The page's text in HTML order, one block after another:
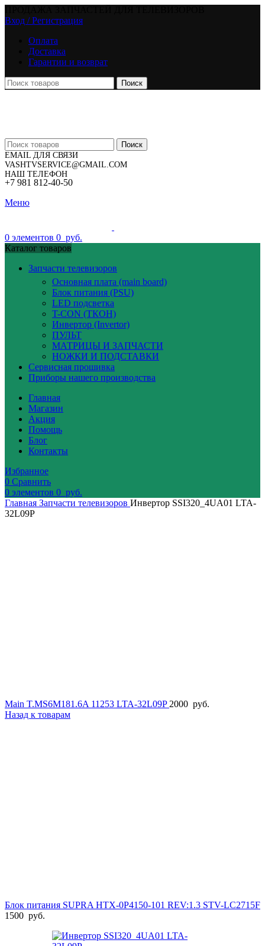
Вход / Регистрация
Оплата
Доставка
Гарантии и возврат
Поиск
Поиск
EMAIL ДЛЯ СВЯЗИ
VASHTVSERVICE@GMAIL.COM
НАШ ТЕЛЕФОН
+7 981 812-40-50
Меню
0 элементов 0 руб.
Каталог товаров
Запчасти телевизоров
Основная плата (main board)
Блок питания (PSU)
LED подсветка
T-CON (ТКОН)
Инвертор (Invertor)
ПУЛЬТ
МАТРИЦЫ И ЗАПЧАСТИ
НОЖКИ И ПОДСТАВКИ
Сервисная прошивка
Приборы нашего производства
Главная
Магазин
Акция
Помощь
Блог
Контакты
Избранное
0 Сравнить
0 элементов 0 руб.
Главная Запчасти телевизоров Инвертор SSI320_4UA01 LTA-
32L09P
Main T.MS6M181.6A 11253 LTA-32L09P 2000 руб.
Назад к товарам
Блок питания SUPRA HTX-0P4150-101 REV:1.3 STV-LC2715F
1500 руб.